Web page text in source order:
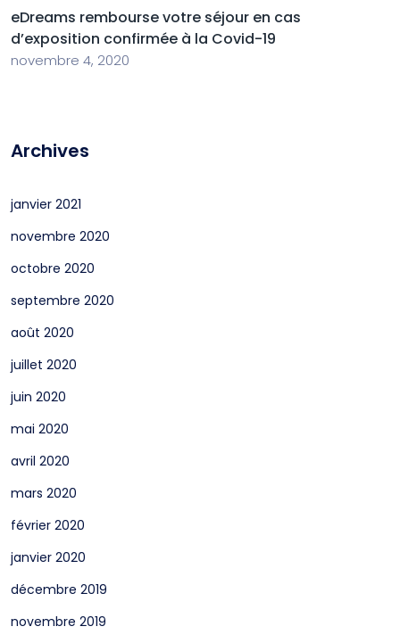
eDreams rembourse votre séjour en cas
d’exposition confirmée à la Covid-19
novembre 4, 2020
Archives
janvier 2021
novembre 2020
octobre 2020
septembre 2020
août 2020
juillet 2020
juin 2020
mai 2020
avril 2020
mars 2020
février 2020
janvier 2020
décembre 2019
novembre 2019